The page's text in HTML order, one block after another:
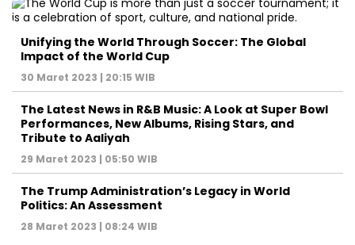
Unifying the World Through Soccer: The Global
Impact of the World Cup
30 Maret 2023 | 20:15 WIB
The Latest News in R&B Music: A Look at Super Bowl
Performances, New Albums, Rising Stars, and
Tribute to Aaliyah
29 Maret 2023 | 05:50 WIB
The Trump Administration’s Legacy in World
Politics: An Assessment
28 Maret 2023 | 08:24 WIB